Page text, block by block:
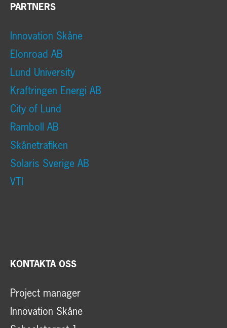
PARTNERS
Innovation Skåne
Elonroad AB
Lund University
Kraftringen Energi AB
City of Lund
Ramboll AB
Skånetrafiken
Solaris Sverige AB
VTI
KONTAKTA OSS
Project manager
Innovation Skåne